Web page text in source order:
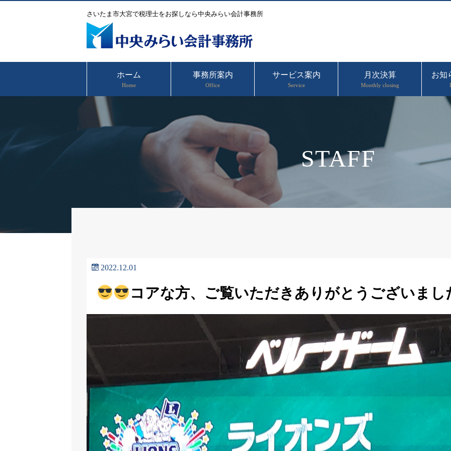
さいたま市大宮で税理士をお探しなら中央みらい会計事務所
ホーム
Home
事務所案内
Office
サービス案内
Service
月次決算
Monthly closing
お知
STAFF
2022.12.01
コアな方、ご覧いただきありがとうございまし